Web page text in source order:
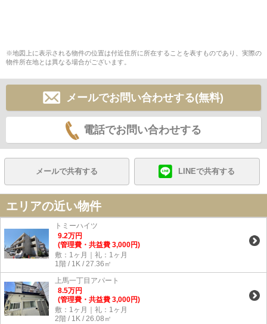
※地図上に表示される物件の位置は付近住所に所在することを表すものであり、実際の
物件所在地とは異なる場合がございます。
メールでお問い合わせする(無料)
電話でお問い合わせする
メールで共有する LINEで共有する
エリアの近い物件
トミーハイツ
9.2万円
(管理費・共益費 3,000円)
敷：1ヶ月｜礼：1ヶ月
1階 / 1K / 27.36㎡
上馬一丁目アパート
8.5万円
(管理費・共益費 3,000円)
敷：1ヶ月｜礼：1ヶ月
2階 / 1K / 26.08㎡